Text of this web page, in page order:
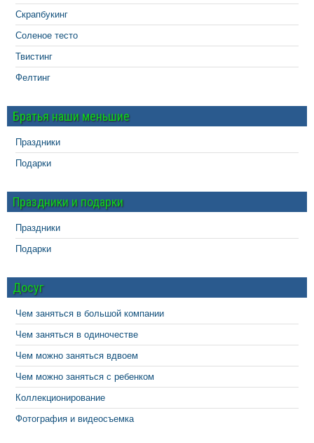
Скрапбукинг
Соленое тесто
Твистинг
Фелтинг
Братья наши меньшие
Праздники
Подарки
Праздники и подарки
Праздники
Подарки
Досуг
Чем заняться в большой компании
Чем заняться в одиночестве
Чем можно заняться вдвоем
Чем можно заняться с ребенком
Коллекционирование
Фотография и видеосъемка